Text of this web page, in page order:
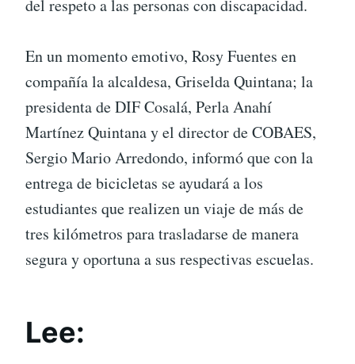
del respeto a las personas con discapacidad.
En un momento emotivo, Rosy Fuentes en
compañía la alcaldesa, Griselda Quintana; la
presidenta de DIF Cosalá, Perla Anahí
Martínez Quintana y el director de COBAES,
Sergio Mario Arredondo, informó que con la
entrega de bicicletas se ayudará a los
estudiantes que realizen un viaje de más de
tres kilómetros para trasladarse de manera
segura y oportuna a sus respectivas escuelas.
Lee: